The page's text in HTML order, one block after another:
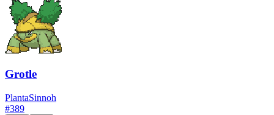
Grotle
PlantaSinnoh
#389